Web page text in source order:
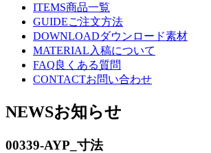
ITEMS商品一覧
GUIDEご注文方法
DOWNLOADダウンロード素材
MATERIAL 入稿について
FAQ良くある質問
CONTACTお問い合わせ
NEWSお知らせ
00339-AYP_寸法